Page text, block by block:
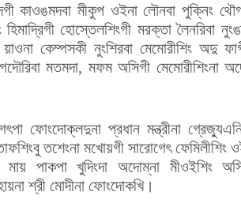
কাওঙমদবা মীকুপ ওইনা লৌনবা পুক্নিং
হোস্তেলশিংগী মরক্তা লৈনরিবা
কেম্পসকী নুংশিরবা মেমোরীশিং অদু
মতমদা, মফম অসিগী মেমোরীশিংনা
ফোংদোক্লদুনা প্রধান মন্ত্রীনা
তশেংনা মখোয়গী সারোগেৎ ফেমিলীশিং
পাকপা খুদিংদা অদোম্না মীওইশিং
শ্রী মোদীনা ফোংদোকখি।